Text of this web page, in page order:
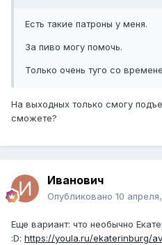
Есть такие патроны у меня.
За пиво могу помочь.
Только очень туго со
На выходных только смогу
сможете?
Иванович
Опубликовано 10
Еще вариант: что необычно
:D: https://youla.ru/ekaterinburg/